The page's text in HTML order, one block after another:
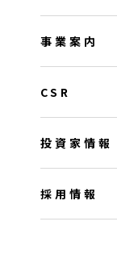
事業案内
CSR
投資家情報
採用情報